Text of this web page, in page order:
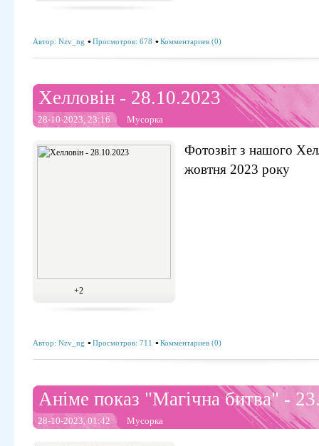
Автор: Nzv_ng Просмотров: 678 Комментариев (0)
Хелловін - 28.10.2023
28-10-2023, 23:16 Мусорка
+2
Фотозвіт з нашого
жовтня 2023 року
Автор: Nzv_ng Просмотров: 711 Комментариев (0)
Аніме показ "Магічна битва" -
28-10-2023, 01:42 Мусорка